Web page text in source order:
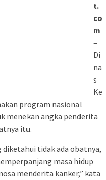
t.
co
m
–
Di
na
s
Ke
program nasional
menekan angka penderita
itu.
tidak ada obatnya,
masa hidup
menderita kanker,” kata